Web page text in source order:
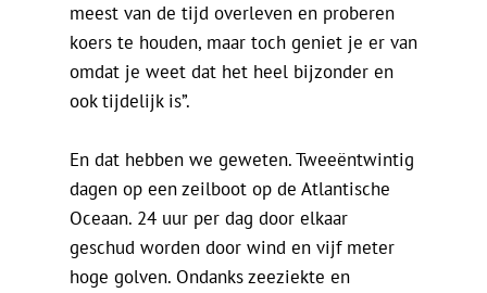
meest van de tijd overleven en proberen
koers te houden, maar toch geniet je er van
omdat je weet dat het heel bijzonder en
ook tijdelijk is”.
En dat hebben we geweten. Tweeëntwintig
dagen op een zeilboot op de Atlantische
Oceaan. 24 uur per dag door elkaar
geschud worden door wind en vijf meter
hoge golven. Ondanks zeeziekte en